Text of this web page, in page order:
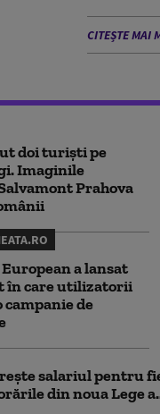
CITEȘTE MAI
doi turiști pe
Imaginile
Prahova
a lansat
în care utilizatorii
campanie de
salariul pentru
din noua Lege